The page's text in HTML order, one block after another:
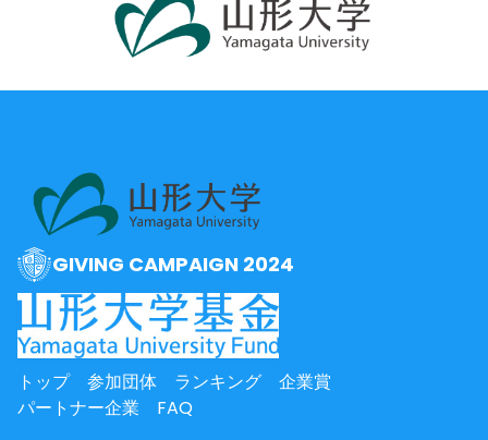
GIVING CAMPAIGN 2024
トップ 参加団体 ランキング
企業賞
パートナー企業
FAQ